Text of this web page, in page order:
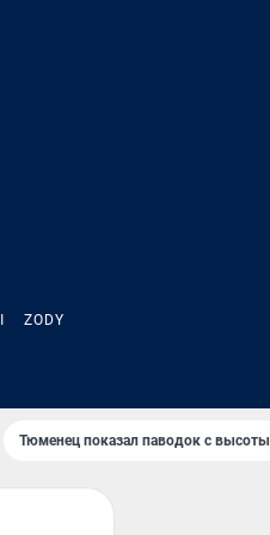
ZODY
Тюменец показал паводок с высоты